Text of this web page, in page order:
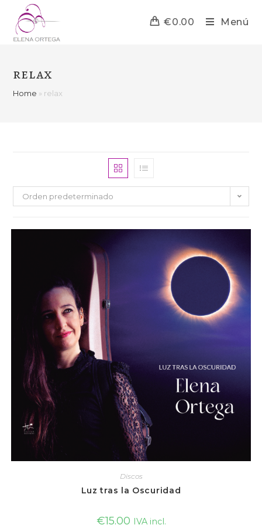
€0.00 Menú
relax
Home » relax
Orden predeterminado
Discos
Luz tras la Oscuridad
€15.00 IVA incl.